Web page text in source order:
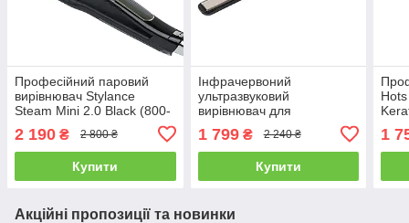
Професійний паровий
вирівнювач Stylance
Steam Mini 2.0 Black (800-
2 190 ₴ 2 800 ₴
Купити
Інфрачервоний
ультразвуковий
вирівнювач для
відновлення та лікування
волосся Hots Professional
Hair Care Clips (HP-
7072Black)
1 799₴ 2 240 ₴
Купити
1
Акційні пропозиції та новинки